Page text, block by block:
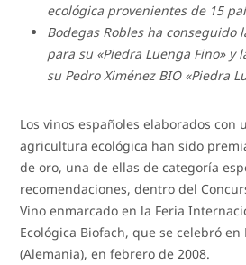
ecológica provenientes de 15
Bodegas Robles ha conseguido
para su «Piedra Luenga Fino» y
su Pedro Ximénez BIO «Piedra
Los vinos españoles elaborados con
agricultura ecológica han sido
de oro, una de ellas de categoría
recomendaciones, dentro del
Vino enmarcado en la Feria
Ecológica Biofach, que se celebró
(Alemania), en febrero de 2008.